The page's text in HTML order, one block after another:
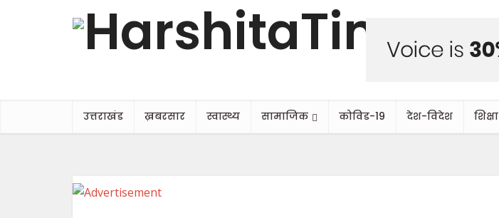
उत्तराखंड ख़बरसार स्वास्थ्य सामाजिक कोविड-19 देश-विदेश शिक्षा